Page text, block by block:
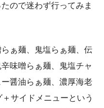
ので迷わず行ってみま
ぁ麺、鬼塩らぁ麺、伝
味噌らぁ麺、鬼塩チャ
醤油らぁ麺、濃厚海老
サイドメニューという